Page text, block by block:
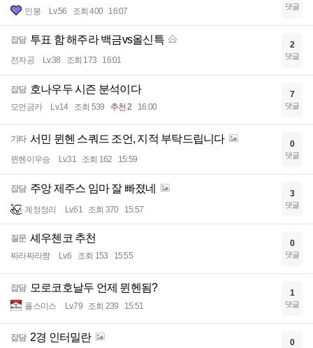
인붕 Lv.56 조회 400 16:07 댓글
잡담 투표 함 해주라 백금vs올신특
전자공 Lv.38 조회 173 16:01
2
댓글
잡담 호나우두 시즌 분석이다
모먼금카 Lv.14 조회 539 추천 2 16:00
7
댓글
기타 서민 뮌헨 스쿼드 조언, 지적 부탁드립니다
뮌헨이우승 Lv.31 조회 162 15:59
0
댓글
잡담 주앙 제주스 임마 잘 빠졌네
계정정리 Lv.61 조회 370 15:57
3
댓글
질문 셰우첸코 추천
짜라짜라짬 Lv.6 조회 153 15:55
0
댓글
잡담 모로코호날두 언제 뮌헨됨?
폴스미스 Lv.79 조회 239 15:51
1
댓글
잡담 2경 인터밀란 0